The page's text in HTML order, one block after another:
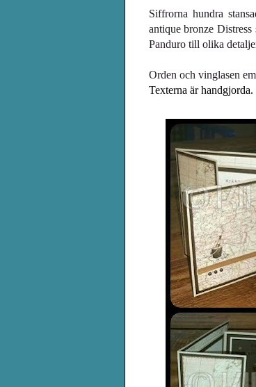
Siffrorna hundra
antiquebronze
Panduro till olika
Orden och vinglasen
Texterna är handgjorda.